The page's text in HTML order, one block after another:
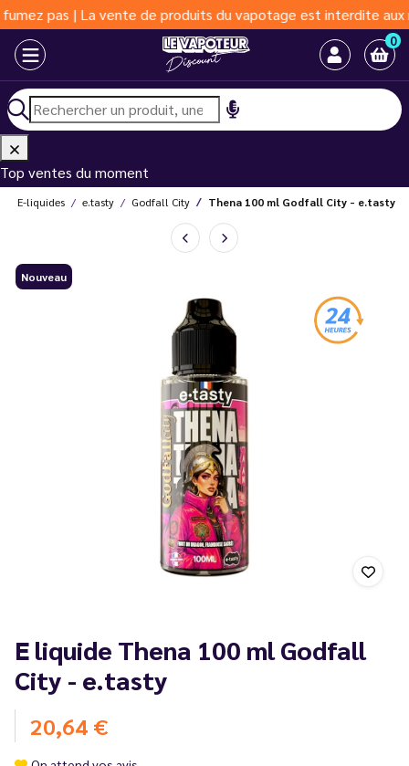
pas | La vente de produits du vapotage est interdite aux
0
Top ventes du moment
E-liquides e.tasty Godfall City Thena 100 ml Godfall City - e.tasty
Nouveau
E liquide Thena 100 ml Godfall
City - e.tasty
20,64 €